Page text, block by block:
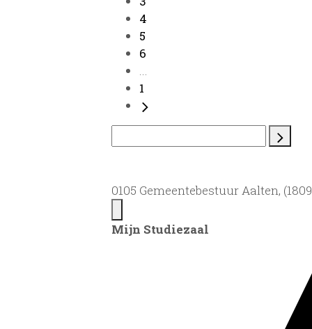
4
5
6
...
1
0105 Gemeentebestuur Aalten,
Mijn Studiezaal